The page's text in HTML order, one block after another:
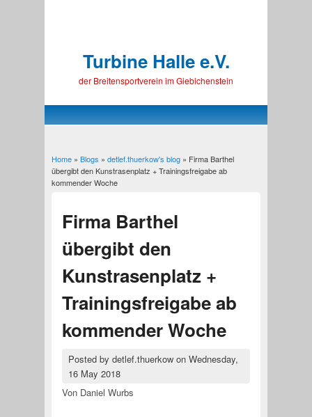
Turbine Halle e.V.
der Breitensportverein im Giebichenstein
You are here
Home» Blogs » detlef.thuerkow's blog» Firma Barthel
übergibt den Kunstrasenplatz + Trainingsfreigabe ab
kommender Woche
Firma Barthel
übergibt den
Kunstrasenplatz +
Trainingsfreigabe ab
kommender Woche
Posted by detlef.thuerkowon Wednesday,
16 May 2018
Von Daniel Wurbs